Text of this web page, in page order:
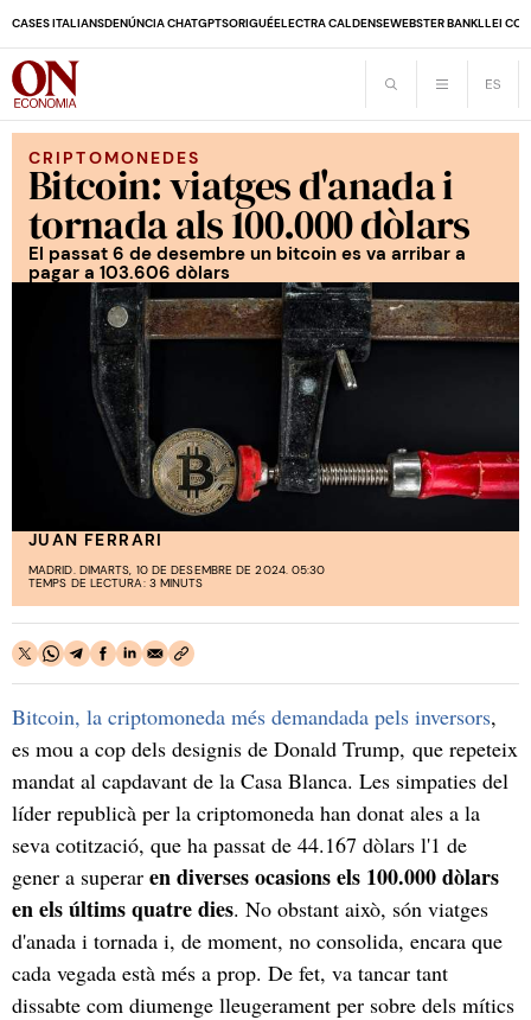
CASES ITALIANSDENÚNCIA CHATGPTSORIGUÉELECTRA CALDENSEWEBSTER BANKLLEI
CRIPTOMONEDES
Bitcoin: viatges d'anada i
tornada als 100.000 dòlars
El passat 6 de desembre un bitcoin es va arribar a
pagar a 103.606 dòlars
JUAN FERRARI
MADRID. DIMARTS, 10 DE DESEMBRE DE 2024. 05:30
TEMPS DE LECTURA: 3 MINUTS
Bitcoin, la criptomoneda més demandada pels inversors,
es mou a cop dels designis de Donald Trump, que repeteix
mandat al capdavant de la Casa Blanca. Les simpaties del
líder republicà per la criptomoneda han donat ales a la
seva cotització, que ha passat de 44.167 dòlars l'1 de
gener a superar en diverses ocasions els 100.000 dòlars
en els últims quatre dies. No obstant això, són viatges
d'anada i tornada i, de moment, no consolida, encara que
cada vegada està més a prop. De fet, va tancar tant
dissabte com diumenge lleugerament per sobre dels mítics